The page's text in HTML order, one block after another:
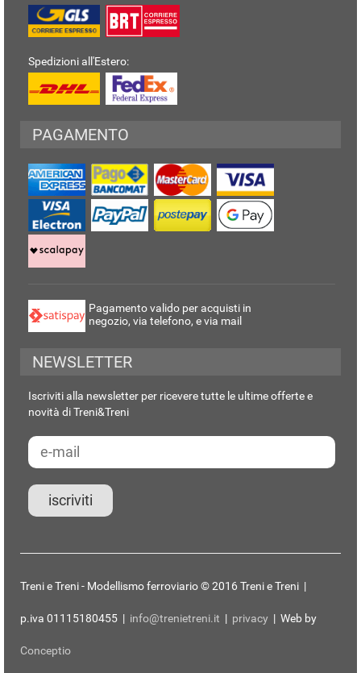
Spedizioni all'Estero:
PAGAMENTO
Pagamento valido per acquisti in
negozio, via telefono, e via mail
NEWSLETTER
Iscriviti alla newsletter per ricevere tutte le ultime offerte e
novità di Treni&Treni
Treni e Treni - Modellismo ferroviario © 2016 Treni e Treni |
p.iva 01115180455 | info@trenietreni.it | privacy | Web by
Conceptio